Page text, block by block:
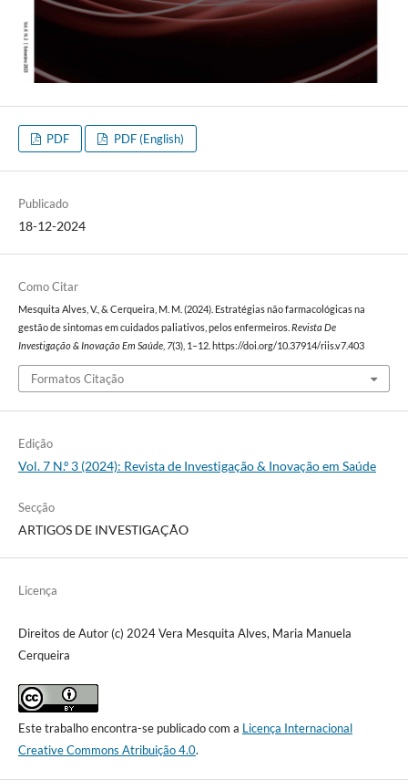
PDF PDF (English)
Publicado
18-12-2024
Como Citar
Mesquita Alves, V., & Cerqueira, M. M. (2024). Estratégias não farmacológicas na
gestão de sintomas em cuidados paliativos, pelos enfermeiros. Revista De
Investigação & Inovação Em Saúde, 7(3), 1–12. https://doi.org/10.37914/riis.v7.403
Formatos Citação
Edição
Vol. 7 N.º 3 (2024): Revista de Investigação & Inovação em Saúde
Secção
ARTIGOS DE INVESTIGAÇÃO
Licença
Direitos de Autor (c) 2024 Vera Mesquita Alves, Maria Manuela
Cerqueira
Este trabalho encontra-se publicado com a Licença Internacional
Creative Commons Atribuição 4.0.